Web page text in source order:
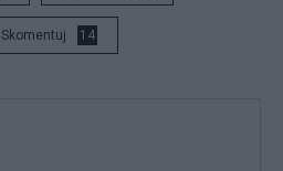
Skomentuj 14